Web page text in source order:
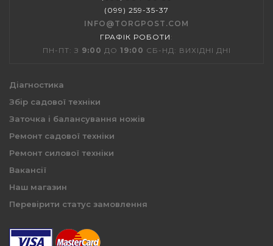
(099) 259-35-37
INFO@TORGPOST.COM
ГРАФІК РОБОТИ :
ПН-ПТ: З 9:00 ДО 19:00 СБ-НД: ВИХІДНІ ДНІ
Діагностика
Збір садової техніки
Заточка і балансування ножів
Ремонт садової техніки
Ремонт силової техніки
Вакансії
Наш магазин
Перевірити статус замовлення